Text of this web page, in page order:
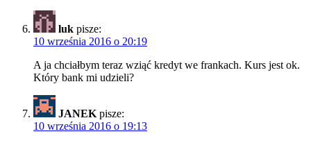
luk pisze:
10 września 2016 o 20:19
A ja chciałbym teraz wziąć kredyt we frankach. Kurs jest ok.
Który bank mi udzieli?
JANEK pisze:
10 września 2016 o 19:13